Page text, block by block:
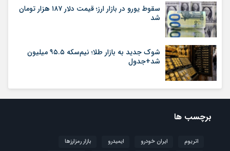
سقوط یورو در بازار ارز؛ قیمت دلار ۱۸۷ هزار تومان
شد
شوک جدید به بازار طلا؛ نیم‌سکه ۹۵.۵ میلیون
شد+جدول
برچسب ها
اتریوم ایران خودرو ایمیدرو
بازار رمزارزها